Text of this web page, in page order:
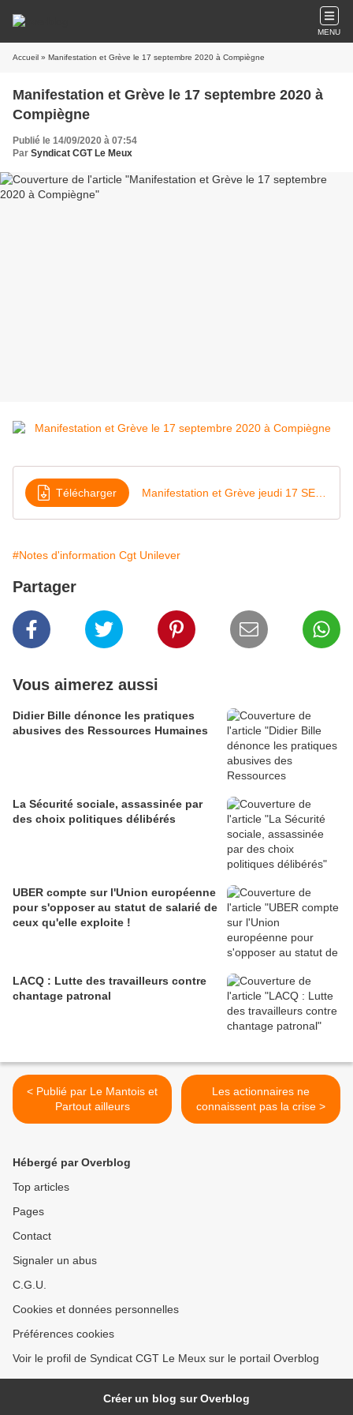
MENU
Accueil » Manifestation et Grève le 17 septembre 2020 à Compiègne
Manifestation et Grève le 17 septembre 2020 à
Compiègne
Publié le 14/09/2020 à 07:54
Par Syndicat CGT Le Meux
Télécharger
#Notes d'information Cgt Unilever
Partager
Vous aimerez aussi
Didier Bille dénonce les pratiques
abusives des Ressources Humaines
La Sécurité sociale, assassinée par
des choix politiques délibérés
UBER compte sur l'Union européenne
pour s'opposer au statut de salarié de
ceux qu'elle exploite !
LACQ : Lutte des travailleurs contre
chantage patronal
< Publié par Le Mantois et
Partout ailleurs
Les actionnaires ne
connaissent pas la crise >
Hébergé par Overblog
Top articles
Pages
Contact
Signaler un abus
C.G.U.
Cookies et données personnelles
Préférences cookies
Voir le profil de Syndicat CGT Le Meux sur le portail Overblog
Créer un blog sur Overblog